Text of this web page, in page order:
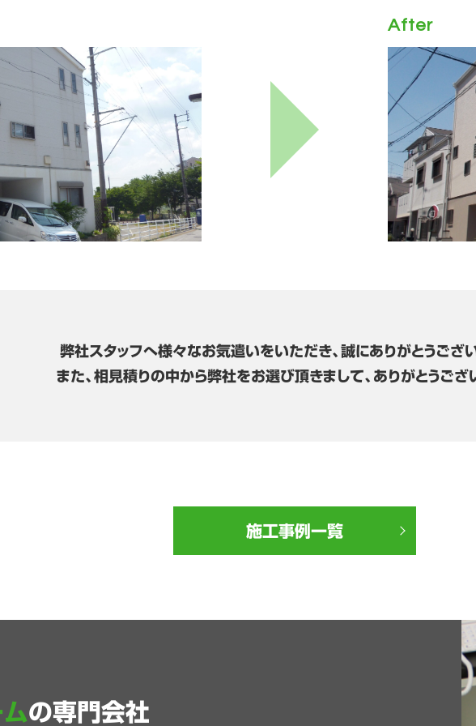
After
弊社スタッフへ様々なお気遣いをいただき、誠にありがとうござ
また、相見積りの中から弊社をお選び頂きまして、ありがとうござ
施工事例一覧
ムの専門会社